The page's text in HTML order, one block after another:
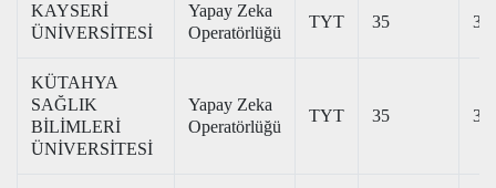
KAYSERİ
ÜNİVERSİTESİ
Yapay Zeka
Operatörlüğü
TYT 35
KÜTAHYA
SAĞLIK
BİLİMLERİ
ÜNİVERSİTESİ
Yapay Zeka
Operatörlüğü
TYT 35